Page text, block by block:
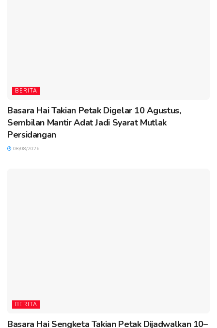
BERITA
Basara Hai Takian Petak Digelar 10 Agustus,
Sembilan Mantir Adat Jadi Syarat Mutlak
Persidangan
08/08/2026
BERITA
Basara Hai Sengketa Takian Petak Dijadwalkan 10–